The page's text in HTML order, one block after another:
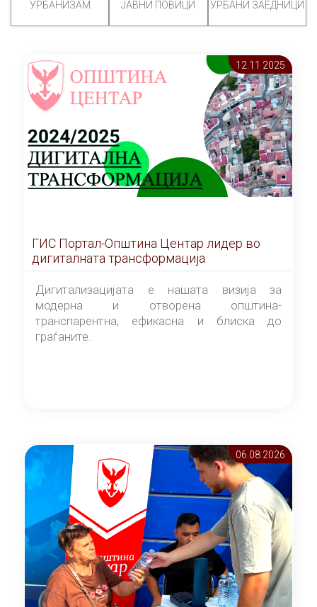
УРБАНИЗАМ ЈАВНИ ПОВИЦИ УРБАНИ ЗАЕДНИЦИ
12.11 2025
ГИС Портал-Општина Центар лидер во
дигиталната трансформација
Дигитализацијата е нашата визија за
модерна и отворена општина-
транспарентна, ефикасна и блиска до
граѓаните.
06.08 2026